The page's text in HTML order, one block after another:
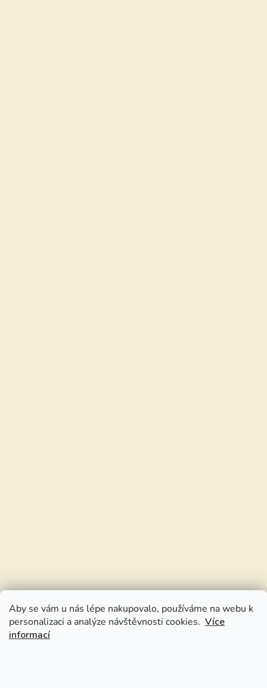
Aby se vám u nás lépe nakupovalo, používáme na webu k
personalizaci a analýze návštěvnosti cookies. Více
informací